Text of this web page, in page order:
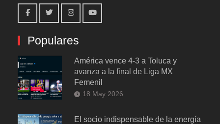
Populares
América vence 4-3 a Toluca y
avanza a la final de Liga MX
Femenil
18 May 2026
El socio indispensable de la energía